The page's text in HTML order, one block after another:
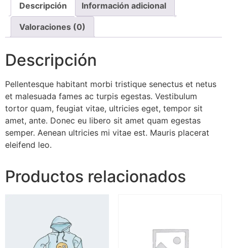
Descripción Información adicional
Valoraciones (0)
Descripción
Pellentesque habitant morbi tristique senectus et netus
et malesuada fames ac turpis egestas. Vestibulum
tortor quam, feugiat vitae, ultricies eget, tempor sit
amet, ante. Donec eu libero sit amet quam egestas
semper. Aenean ultricies mi vitae est. Mauris placerat
eleifend leo.
Productos relacionados